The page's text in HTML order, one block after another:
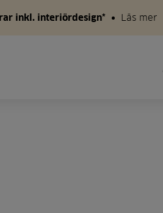
inkl. interiördesign* Läs mer